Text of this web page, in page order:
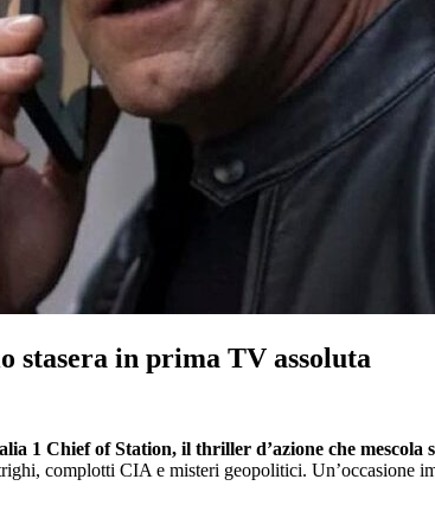
stasera in prima TV assoluta
1 Chief of Station, il thriller d’azione che mescola
complotti CIA e misteri geopolitici. Un’occasione